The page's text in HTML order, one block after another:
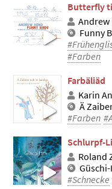
Butterfly
Andrew
Funny
#Farben
Farbäliäd
Karin
Ä
#Farben
Schlurpf-
Roland
#Schnecke